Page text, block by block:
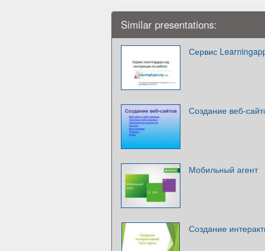
Similar presentations:
Сервис
Создание веб-
Мобильный агент
Создание